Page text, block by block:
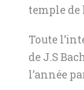
temple de
Toute
de J.S
l’année